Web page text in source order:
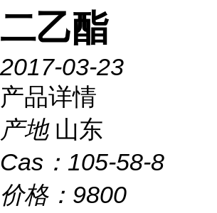
二乙酯
2017-03-23
产品详情
产地 山东
Cas： 105-58-8
价格： 9800